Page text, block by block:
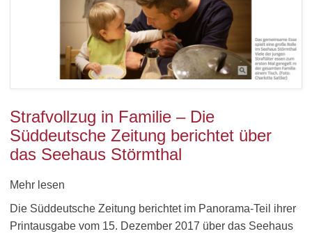
Strafvollzug in Familie – Die
Süddeutsche Zeitung berichtet über
das Seehaus Störmthal
Mehr lesen
Die Süddeutsche Zeitung berichtet im Panorama-Teil ihrer
Printausgabe vom 15. Dezember 2017 über das Seehaus